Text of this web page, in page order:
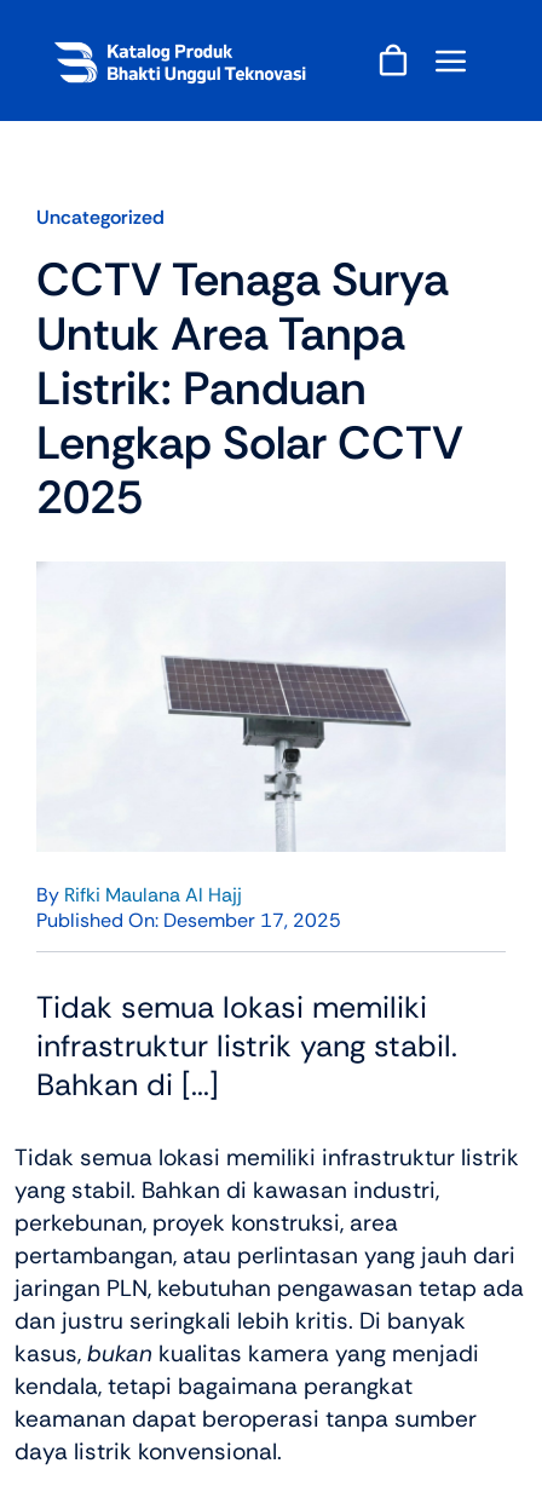
content
Uncategorized
CCTV Tenaga Surya
Untuk Area Tanpa
Listrik: Panduan
Lengkap Solar CCTV
2025
By Rifki Maulana Al Hajj
Published On: Desember 17, 2025
Tidak semua lokasi memiliki
infrastruktur listrik yang stabil.
Bahkan di [...]
Tidak semua lokasi memiliki infrastruktur listrik
yang stabil. Bahkan di kawasan industri,
perkebunan, proyek konstruksi, area
pertambangan, atau perlintasan yang jauh dari
jaringan PLN, kebutuhan pengawasan tetap ada
dan justru seringkali lebih kritis. Di banyak
kasus, bukan kualitas kamera yang menjadi
kendala, tetapi bagaimana perangkat
keamanan dapat beroperasi tanpa sumber
daya listrik konvensional.